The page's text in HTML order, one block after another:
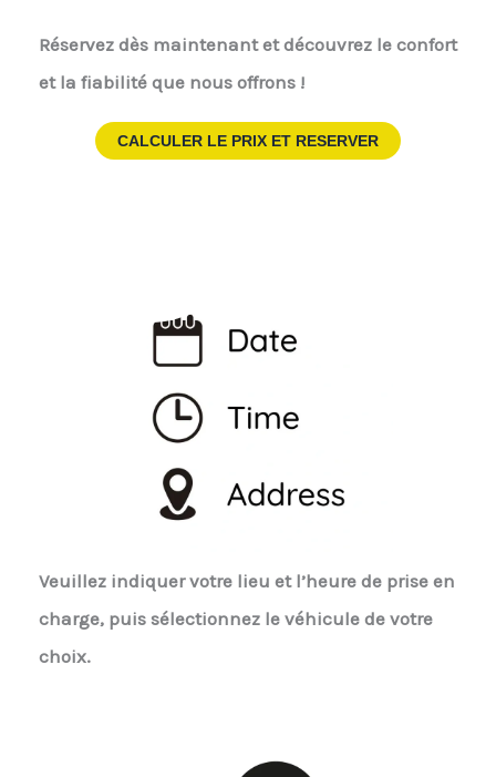
Réservez dès maintenant et découvrez le confort
et la fiabilité que nous offrons !
CALCULER LE PRIX ET RESERVER
Veuillez indiquer votre lieu et l’heure de prise en
charge, puis sélectionnez le véhicule de votre
choix.